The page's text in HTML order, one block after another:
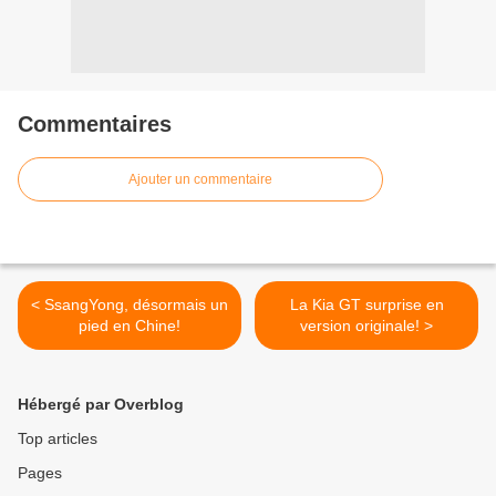
Commentaires
Ajouter un commentaire
< SsangYong, désormais un
pied en Chine!
La Kia GT surprise en
version originale! >
Hébergé par Overblog
Top articles
Pages